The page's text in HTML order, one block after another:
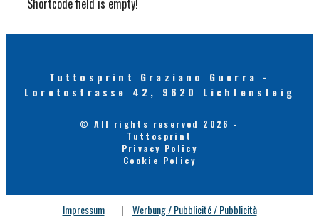
Shortcode field is empty!
Tuttosprint Graziano Guerra -
Loretostrasse 42, 9620 Lichtensteig
© All rights reserved 2026 -
Tuttosprint
Privacy Policy
Cookie Policy
Impressum | Werbung / Pubblicité / Pubblicità